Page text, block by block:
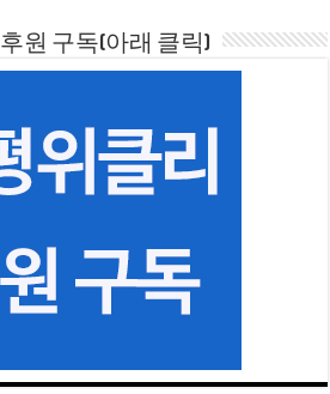
후원 구독(아래 클릭)